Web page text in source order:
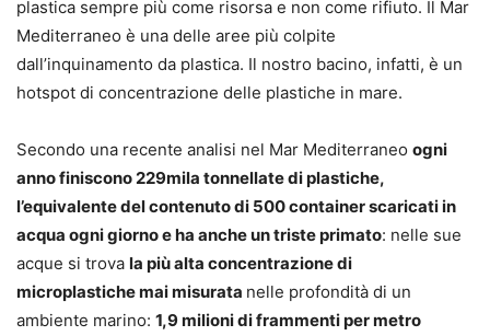
plastica sempre più come risorsa e non come rifiuto. Il Mar
Mediterraneo è una delle aree più colpite
dall’inquinamento da plastica. Il nostro bacino, infatti, è un
hotspot di concentrazione delle plastiche in mare.
Secondo una recente analisi nel Mar Mediterraneo ogni
anno finiscono 229mila tonnellate di plastiche,
l’equivalente del contenuto di 500 container scaricati in
acqua ogni giorno e ha anche un triste primato: nelle sue
acque si trova la più alta concentrazione di
microplastiche mai misurata nelle profondità di un
ambiente marino: 1,9 milioni di frammenti per metro